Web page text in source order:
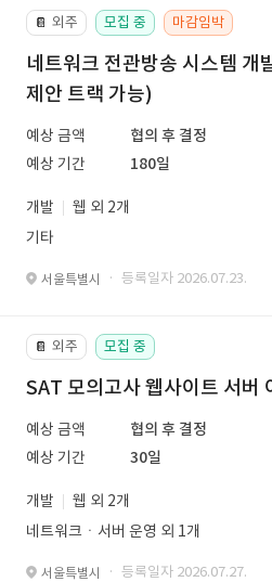
📔 외주 모집 중 마감임박
네트워크 전관방송 시스템 개
제안 트랙 가능)
예상 금액
협의 후 결정
예상 기간
180일
개발
웹 외 2개
기타
서울특별시 · 등록일자 2026.07.23.
📔 외주 모집 중
SAT 모의고사 웹사이트 서버
예상 금액
협의 후 결정
예상 기간
30일
개발
웹 외 2개
네트워크ㆍ서버 운영 외 1개
서울특별시 · 등록일자 2026.07.27.